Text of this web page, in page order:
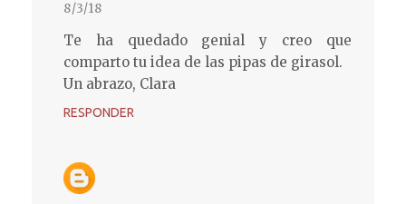
8/3/18
Te ha quedado genial y creo que
comparto tu idea de las pipas de girasol.
Un abrazo, Clara
RESPONDER